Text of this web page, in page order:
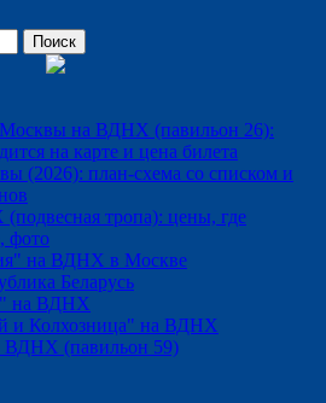
Москвы на ВДНХ (павильон 26):
на карте и цена билета
(2026): план-схема со списком и
тропа): цены, где
фото
на ВДНХ в Москве
Беларусь
на ВДНХ
и Колхозница" на ВДНХ
ВДНХ (павильон 59)